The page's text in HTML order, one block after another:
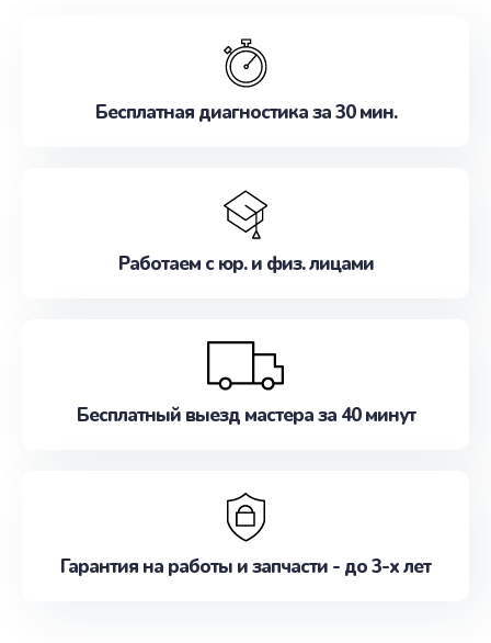
Бесплатная диагностика за 30 мин.
Работаем с юр. и физ. лицами
Бесплатный выезд мастера за 40 минут
Гарантия на работы и запчасти - до 3-х лет